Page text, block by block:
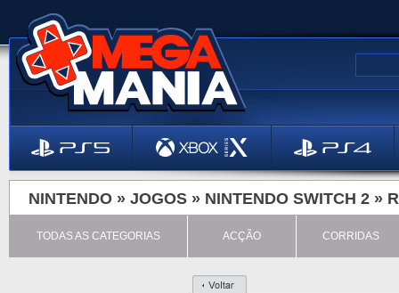
NINTENDO » JOGOS » NINTENDO SWITCH 2 »
TODAS AS CATEGORIAS ACÇÃO CORRIDAS